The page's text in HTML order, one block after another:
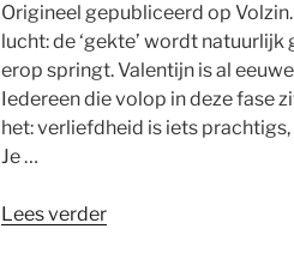
Origineel gepubliceerd op
lucht: de ‘gekte’ wordt
erop springt. Valentijn is al
Iedereen die volop in deze fase
het: verliefdheid is iets
Je …
Lees verder“Valentijn: